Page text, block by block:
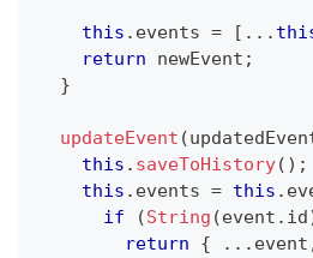
this . events = [ ...
return newEvent ;
}
updateEvent (
this . saveToHistory( ) ;
this . events = this .
if
(String (event . id
return
{ ... event